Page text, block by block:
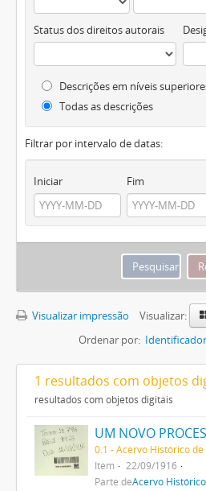
Status dos direitos autorais
Descrições em níveis
Todas as descrições
Filtrar por intervalo de datas:
Iniciar Fim
Visualizar impressão
Visualizar:
Ordenar por: Identificador
1 resultados com objetos
resultados com objetos digitais
0.1 - Acervo Histórico
Item
22/09/1916
Parte deAcervo